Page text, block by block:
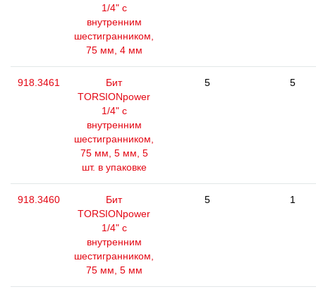
1/4" с
внутренним
шестигранником,
75 мм, 4 мм
918.3461
Бит
TORSIONpower
1/4" с
внутренним
шестигранником,
75 мм, 5 мм, 5
шт. в упаковке
5 5
918.3460
Бит
TORSIONpower
1/4" с
внутренним
шестигранником,
75 мм, 5 мм
5 1